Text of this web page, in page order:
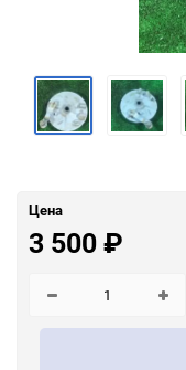
Цена
3 500₽